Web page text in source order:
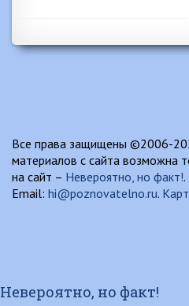
Все права защищены ©2006-
материалов с сайта возможна
на сайт – Невероятно, но факт!.
Email: hi@poznovatelno.ru.
Невероятно, но факт!